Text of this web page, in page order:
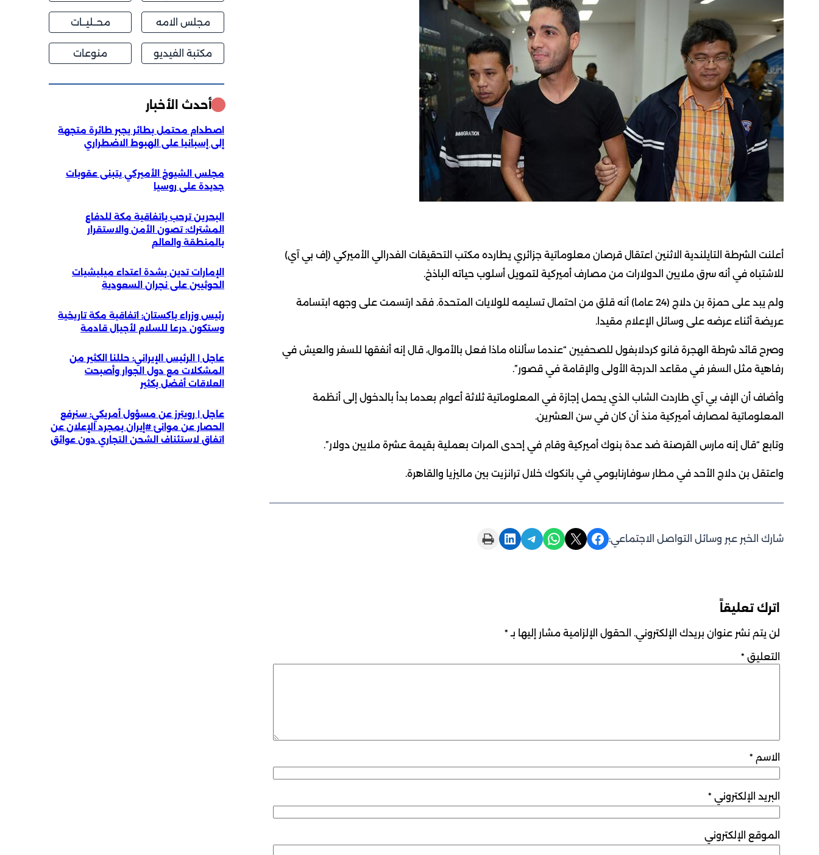
أعلنت الشرطة التايلندية الاثنين اعتقال قرصان معلوماتية جزائري يطارده مكتب التحقيقات الفدرالي الأميركي (إف بي آي)
للاشتباه في أنه سرق ملايين الدولارات من مصارف أميركية لتمويل أسلوب حياته الباذخ.
ولم يبد على حمزة بن دلاج (24 عاما) أنه قلق من احتمال تسليمه للولايات المتحدة. فقد ارتسمت على وجهه ابتسامة
عريضة أثناء عرضه على وسائل الإعلام مقيدا.
وصرح قائد شرطة الهجرة فانو كردلابفول للصحفيين “عندما سألناه ماذا فعل بالأموال، قال إنه أنفقها للسفر والعيش في
رفاهية مثل السفر في مقاعد الدرجة الأولى والإقامة في قصور”.
وأضاف أن الإف بي آي طاردت الشاب الذي يحمل إجازة في المعلوماتية ثلاثة أعوام بعدما بدأ بالدخول إلى أنظمة
المعلوماتية لمصارف أميركية منذ أن كان في سن العشرين.
وتابع “قال إنه مارس القرصنة ضد عدة بنوك أميركية وقام في إحدى المرات بعملية بقيمة عشرة ملايين دولار”.
واعتقل بن دلاج الأحد في مطار سوفارنابومي في بانكوك خلال ترانزيت بين ماليزيا والقاهرة.
شارك الخبر عبر وسائل التواصل الاجتماعي: Share on Facebook
Share on X
Share on WhatsApp
Share on Telegram
Share on LinkedIn
Print this Page
اترك تعليقاً
لن يتم نشر عنوان بريدك الإلكتروني. الحقول الإلزامية مشار إليها بـ *
التعليق *
الاسم *
البريد الإلكتروني *
الموقع الإلكتروني
مجلس الامه محــليــات
مكتبة الفيديو منوعات
أحدث الأخبار
اصطدام محتمل بطائر يجبر طائرة متجهة
إلى إسبانيا على الهبوط الاضطراري
مجلس الشيوخ الأميركي يتبنى عقوبات
جديدة على روسيا
البحرين ترحب باتفاقية مكة للدفاع
المشترك: تصون الأمن والاستقرار
بالمنطقة والعالم
الإمارات تدين بشدة اعتداء ميليشيات
الحوثيين على نجران السعودية
رئيس وزراء باكستان: اتفاقية مكة تاريخية
وستكون درعا للسلام لأجيال قادمة
عاجل | الرئيس الإيراني: حللنا الكثير من
المشكلات مع دول الجوار وأصبحت
العلاقات أفضل بكثير
عاجل | رويترز عن مسؤول أمريكي: سنرفع
الحصار عن موانئ #إيران بمجرد الإعلان عن
اتفاق لاستئناف الشحن التجاري دون عوائق